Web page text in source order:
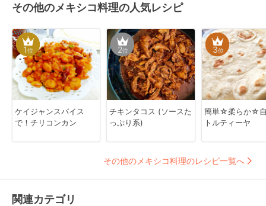
その他のメキシコ料理の人気レシピ
1位
ケイジャンスパイス
で！チリコンカン
2位
チキンタコス (ソースた
っぷり系)
3位
簡単☆柔らか☆
トルティーヤ
その他のメキシコ料理のレシピ一覧へ
関連カテゴリ